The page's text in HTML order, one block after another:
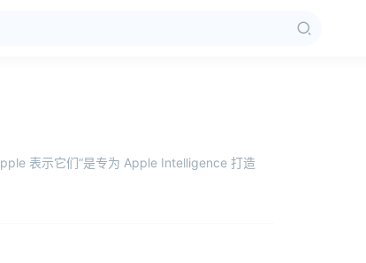
表示它们“是专为 Apple Intelligence 打造